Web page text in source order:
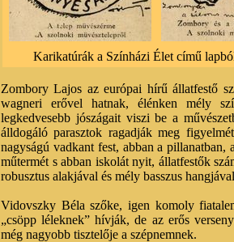
Karikatúrák a Színházi Élet című
Zombory Lajos az európai hírű állatfestő
wagneri erővel hatnak, élénken mély
legkedvesebb jószágait viszi be a
álldogáló parasztok ragadják meg
nagyságú vadkant fest, abban a
műtermét s abban iskolát nyit, állatfestők
robusztus alakjával és mély basszus
Vidovszky Béla szőke, igen komoly
„csöpp léleknek” hívják, de az erős
még nagyobb tisztelője a szépnemnek.